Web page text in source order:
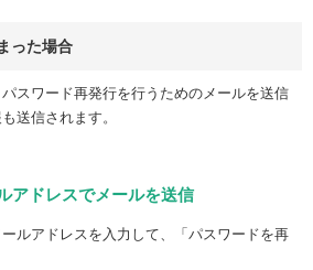
った場合
スワード再発行を行うためのメールを送信
送信されます。
アドレスでメールを送信
ルアドレスを入力して、「パスワードを再